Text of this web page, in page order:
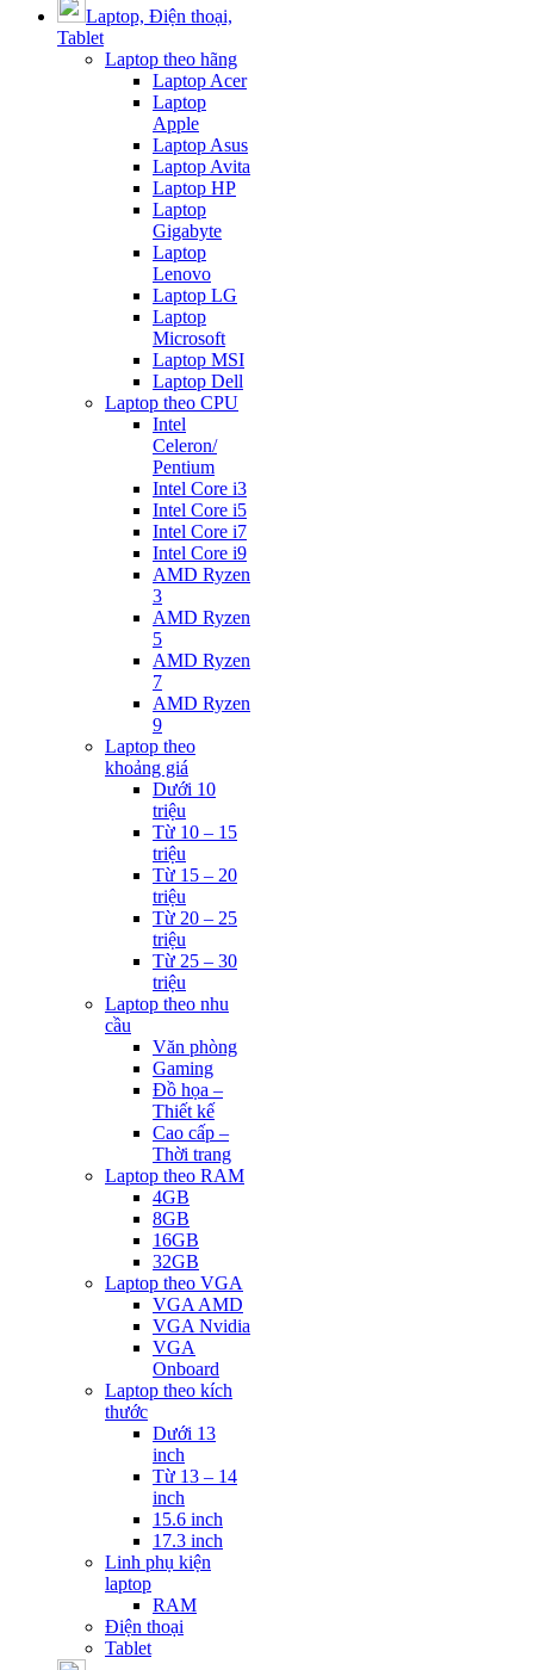
Laptop, Điện thoại,
Tablet
Laptop theo hãng
Laptop Acer
Laptop
Apple
Laptop Asus
Laptop Avita
Laptop HP
Laptop
Gigabyte
Laptop
Lenovo
Laptop LG
Laptop
Microsoft
Laptop MSI
Laptop Dell
Laptop theo CPU
Intel
Celeron/
Pentium
Intel Core i3
Intel Core i5
Intel Core i7
Intel Core i9
AMD Ryzen
3
AMD Ryzen
5
AMD Ryzen
7
AMD Ryzen
9
Laptop theo
khoảng giá
Dưới 10
triệu
Từ 10 – 15
triệu
Từ 15 – 20
triệu
Từ 20 – 25
triệu
Từ 25 – 30
triệu
Laptop theo nhu
cầu
Văn phòng
Gaming
Đồ họa –
Thiết kế
Cao cấp –
Thời trang
Laptop theo RAM
4GB
8GB
16GB
32GB
Laptop theo VGA
VGA AMD
VGA Nvidia
VGA
Onboard
Laptop theo kích
thước
Dưới 13
inch
Từ 13 – 14
inch
15.6 inch
17.3 inch
Linh phụ kiện
laptop
RAM
Điện thoại
Tablet